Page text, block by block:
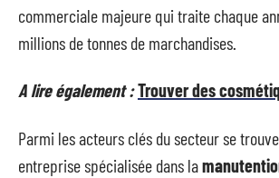
commerciale majeure qui traite chaque
millions de tonnes de marchandises.
A lire également :Trouver des
Parmi les acteurs clés du secteur se trouve
entreprise spécialisée dans la